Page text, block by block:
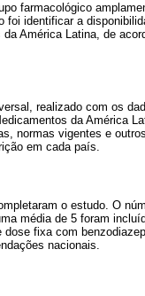
farmacológico
foi identificar a
América Latina, de
realizado com os
da América
normas vigentes e
em cada país.
o estudo. O
média de 5 foram
fixa com
nacionais.